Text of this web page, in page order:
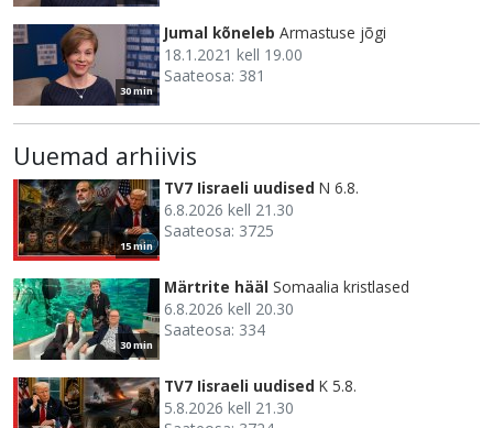
30 min
Jumal kõneleb Armastuse jõgi
18.1.2021 kell 19.00
Saateosa: 381
Uuemad arhiivis
15 min
TV7 Iisraeli uudised N 6.8.
6.8.2026 kell 21.30
Saateosa: 3725
30 min
Märtrite hääl Somaalia kristlased
6.8.2026 kell 20.30
Saateosa: 334
TV7 Iisraeli uudised K 5.8.
5.8.2026 kell 21.30